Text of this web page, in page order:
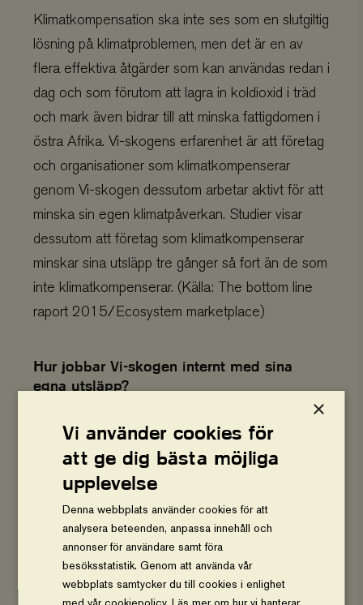
Klimatkompensation ska inte ses som en slutgiltig
lösning på klimatproblemen, men det är en av
flera effektiva åtgärder som kan användas redan i
dag och som förutom att lagra in koldioxid i träd
och mark även bidrar till att minska fattigdomen i
östra Afrika. Vi-skogens erfarenhet är att företag
och organisationer som klimatkompenserar
genom Vi-skogen dessutom arbetar aktivt för att
minska sin egen klimatpåverkan. Studier visar
dessutom att företag som klimatkompenserar
minskar sina utsläpp tre gånger så fort än de som
inte klimatkompenserar. (Källa: The bottom line
raport 2015/Ecosystem marketplace)
Hur jobbar Vi-skogen internt med sina
egna utsläpp?
organisationen lär och kompenserar därför de
utsläpp som ännu inte lyckats åtgärdats. Vi-
skogen adderar även utsläppen som tagits fram
med 10 %. På så sätt kan Vi-skogen
kompensera för de delar som eventuellt fallit bort
i uträkningen.
×
Vi använder cookies för
att ge dig bästa möjliga
upplevelse
Denna webbplats använder cookies för att
analysera beteenden, anpassa innehåll och
annonser för användare samt föra
besöksstatistik. Genom att använda vår
webbplats samtycker du till cookies i enlighet
med vår cookiepolicy.Läs mer om hur vi hanterar